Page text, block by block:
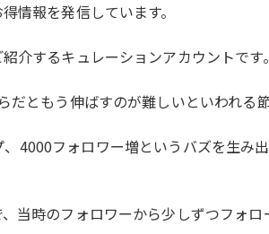
情報を発信しています。
介するキュレーションアカウントです。
だともう伸ばすのが難しいといわれる
4000フォロワー増というバズを生
当時のフォロワーから少しずつフォ